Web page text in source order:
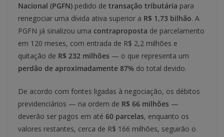
Nacional (PGFN) pedido de transação tributária para
renegociar uma dívida ativa superior a R$ 1,73 bilhão. A
PGFN já sinalizou uma contraproposta de parcelamento
em 120 meses, com entrada de R$ 2,2 milhões e
quitação de R$ 232 milhões — o que representa um
perdão de aproximadamente 87% do total devido.
De acordo com fontes ligadas à negociação, os débitos
previdenciários — na ordem de R$ 66 milhões —
deverão ser pagos em até 60 parcelas, enquanto os
valores restantes, cerca de R$ 166 milhões, seguirão o